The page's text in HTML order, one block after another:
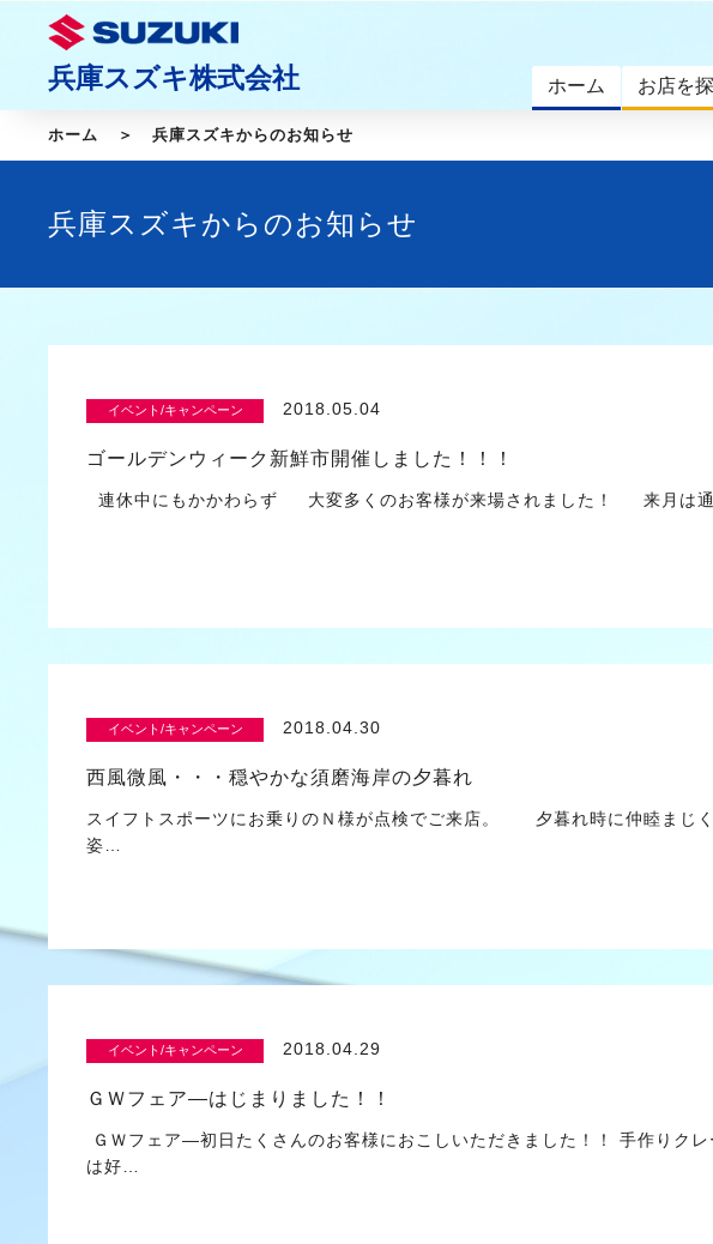
兵庫スズキ株式会社 ホーム お店を
ホーム 兵庫スズキからのお知らせ
兵庫スズキからのお知らせ
イベント/キャンペーン 2018.05.04
ゴールデンウィーク新鮮市開催しました！！！
連休中にもかかわらず 大変多くのお客様が来場されました！ 来月は
イベント/キャンペーン 2018.04.30
西風微風・・・穏やかな須磨海岸の夕暮れ
スイフトスポーツにお乗りのＮ様が点検でご来店。 夕暮れ時に仲睦まじ
姿…
イベント/キャンペーン 2018.04.29
ＧＷフェア―はじまりました！！
ＧＷフェア―初日たくさんのお客様におこしいただきました！！ 手作りクレ
は好…